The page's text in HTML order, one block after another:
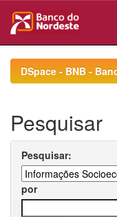
navigationDSpace - BNB -
Pesquisar
Pesquisar:
por